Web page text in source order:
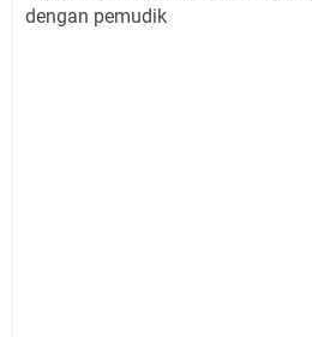
dengan pemudik